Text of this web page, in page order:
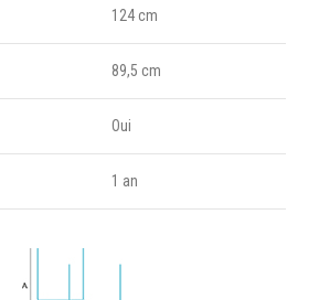
124 cm
89,5 cm
Oui
1 an